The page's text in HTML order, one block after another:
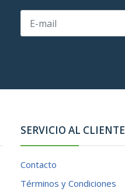
SERVICIO AL CLIENTE
Contacto
Términos y Condiciones